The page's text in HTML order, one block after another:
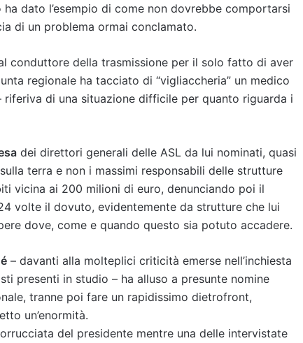
dato l’esempio di come non dovrebbe comportarsi
di un problema ormai conclamato.
conduttore della trasmissione per il solo fatto di aver
regionale ha tacciato di “vigliaccheria” un medico
di una situazione difficile per quanto riguarda i
dei direttori generali delle ASL da lui nominati, quasi
terra e non i massimi responsabili delle strutture
vicina ai 200 milioni di euro, denunciando poi il
volte il dovuto, evidentemente da strutture che lui
dove, come e quando questo sia potuto accadere.
– davanti alla molteplici criticità emerse nell’inchiesta
presenti in studio – ha alluso a presunte nomine
tranne poi fare un rapidissimo dietrofront,
un’enormità.
del presidente mentre una delle intervistate